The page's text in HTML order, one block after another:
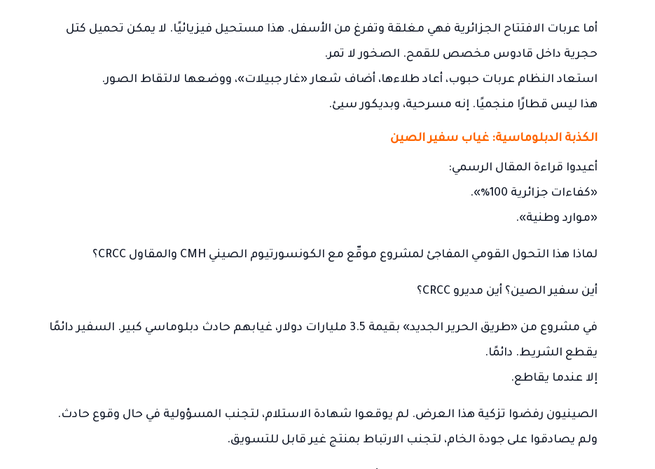
أما عربات الافتتاح الجزائرية فهي مغلقة وتفرغ من الأسفل. هذا مستحيل فيزيائيًا. لا يمكن تحميل كتل
حجرية داخل قادوس مخصص للقمح. الصخور لا تمر.
استعاد النظام عربات حبوب، أعاد طلاءها، أضاف شعار «غار جبيلات»، ووضعها لالتقاط الصور.
هذا ليس قطارًا منجميًا. إنه مسرحية، وبديكور سيئ.
الكذبة الدبلوماسية: غياب سفير الصين
أعيدوا قراءة المقال الرسمي:
«كفاءات جزائرية 100٪».
«موارد وطنية».
لماذا هذا التحول القومي المفاجئ لمشروع موقّع مع الكونسورتيوم الصيني CMH والمقاول CRCC؟
أين سفير الصين؟ أين مديرو CRCC؟
في مشروع من «طريق الحرير الجديد» بقيمة 3.5 مليارات دولار، غيابهم حادث دبلوماسي كبير. السفير دائمًا
يقطع الشريط. دائمًا.
إلا عندما يقاطع.
الصينيون رفضوا تزكية هذا العرض. لم يوقعوا شهادة الاستلام، لتجنب المسؤولية في حال وقوع حادث.
ولم يصادقوا على جودة الخام، لتجنب الارتباط بمنتج غير قابل للتسويق.